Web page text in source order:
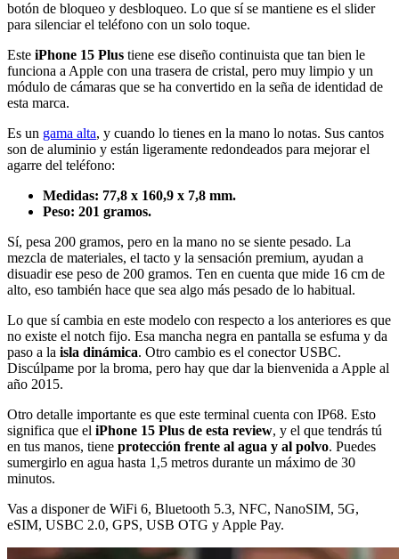
botón de bloqueo y desbloqueo. Lo que sí se mantiene es el slider
para silenciar el teléfono con un solo toque.
Este iPhone 15 Plus tiene ese diseño continuista que tan bien le
funciona a Apple con una trasera de cristal, pero muy limpio y un
módulo de cámaras que se ha convertido en la seña de identidad de
esta marca.
Es un gama alta, y cuando lo tienes en la mano lo notas. Sus cantos
son de aluminio y están ligeramente redondeados para mejorar el
agarre del teléfono:
Medidas: 77,8 x 160,9 x 7,8 mm.
Peso: 201 gramos.
Sí, pesa 200 gramos, pero en la mano no se siente pesado. La
mezcla de materiales, el tacto y la sensación premium, ayudan a
disuadir ese peso de 200 gramos. Ten en cuenta que mide 16 cm de
alto, eso también hace que sea algo más pesado de lo habitual.
Lo que sí cambia en este modelo con respecto a los anteriores es que
no existe el notch fijo. Esa mancha negra en pantalla se esfuma y da
paso a la isla dinámica. Otro cambio es el conector USBC.
Discúlpame por la broma, pero hay que dar la bienvenida a Apple al
año 2015.
Otro detalle importante es que este terminal cuenta con IP68. Esto
significa que el iPhone 15 Plus de esta review, y el que tendrás tú
en tus manos, tiene protección frente al agua y al polvo. Puedes
sumergirlo en agua hasta 1,5 metros durante un máximo de 30
minutos.
Vas a disponer de WiFi 6, Bluetooth 5.3, NFC, NanoSIM, 5G,
eSIM, USBC 2.0, GPS, USB OTG y Apple Pay.